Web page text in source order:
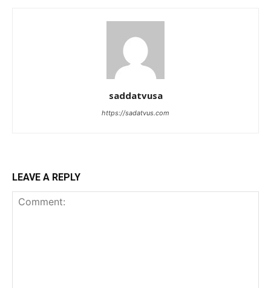
saddatvusa
https://sadatvus.com
LEAVE A REPLY